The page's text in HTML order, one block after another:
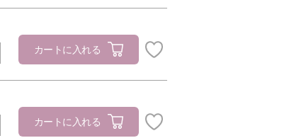
カートに入れる
カートに入れる